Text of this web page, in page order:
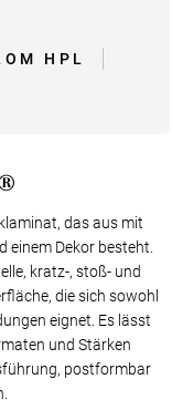
HPL
das aus mit
Dekor besteht.
kratz-, stoß- und
die sich sowohl
eignet. Es lässt
und Stärken
postformbar